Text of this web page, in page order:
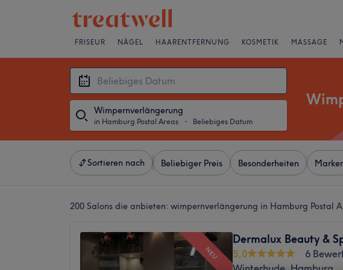
FRISEUR NÄGEL HAARENTFERNUNG KOSMETIK MASSAGE
Wimpernverlängerung
in Hamburg Postal Areas ・ Beliebiges Datum
Sortieren nach Beliebiger Preis Besonderheiten
200 Salons die anbieten: wimpernverlängerung in Hamburg Postal
NEU
Dermalux Beauty &
5,0
6